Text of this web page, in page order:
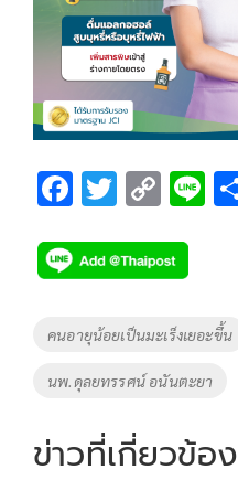
F
e
b
o
k
T
tt
er
C
p
y
Li
n
k
Li
Tags
คนอายุน้อยเป็นมะเร็งเยอะขึ้น
นพ.ดุลยทรรศน์ อนันตะยา
ข่าวที่เกี่ยวข้อง